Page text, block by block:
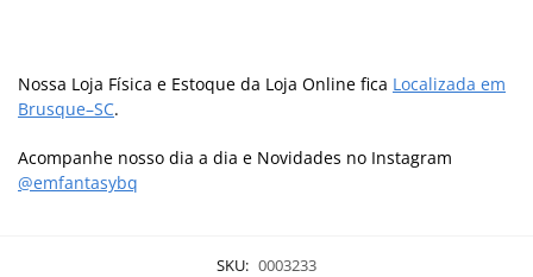
Nossa Loja Física e Estoque da Loja Online fica Localizada em
Brusque–SC.
Acompanhe nosso dia a dia e Novidades no Instagram
@emfantasybq
SKU: 0003233